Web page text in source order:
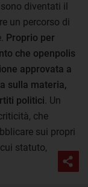
diventati il
un percorso di
Proprio per
che openpolis
approvata a
sulla materia,
politici. Un
che
sui propri
statuto,